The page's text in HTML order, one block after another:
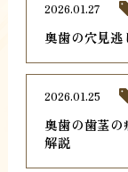
奥歯の穴見
2026.01.27
奥歯の歯茎の
解説
2026.01.25